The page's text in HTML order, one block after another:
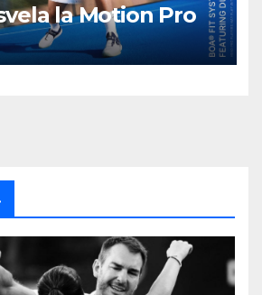
la Motion Pro